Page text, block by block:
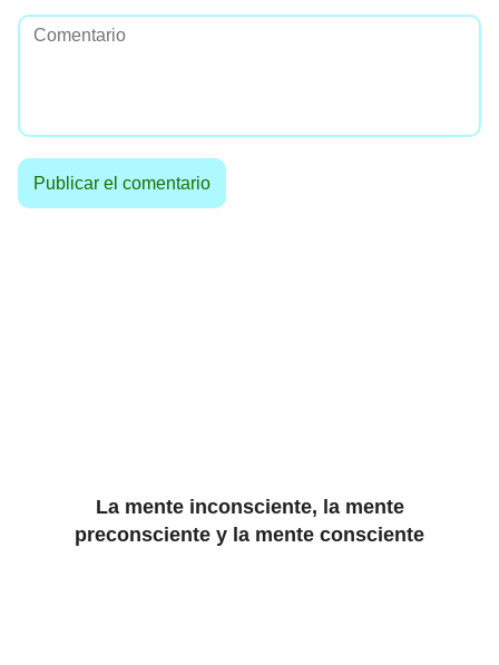
La mente inconsciente, la mente
preconsciente y la mente consciente